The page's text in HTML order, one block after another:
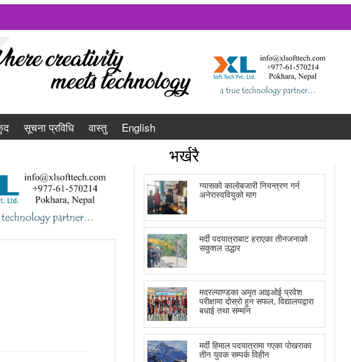
सूचना प्रविधि वास्तु English
भर्खरै
ग्यासको कालोबजारी नियन्त्रण गर्न
अनेरास्ववियुको माग
मर्दी पदयात्राबाट हराएका तीनजनाको
सकुशल उद्धार
मदरल्याण्डका अमृत आइओई प्रवेश
परीक्षामा दोस्रो हुन सफल, विद्यालयद्वारा
बधाई तथा सम्मान
मर्दी हिमाल पदयात्रामा गएका पोखराका
तीन युवक सम्पर्क विहीन